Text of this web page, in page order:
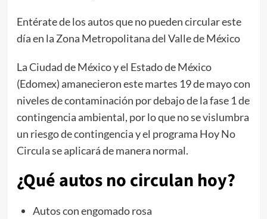
Entérate de los autos que no pueden circular este
día en la Zona Metropolitana del Valle de México
La Ciudad de México y el Estado de México
(Edomex) amanecieron este martes 19 de mayo con
niveles de contaminación por debajo de la fase 1 de
contingencia ambiental, por lo que no se vislumbra
un riesgo de contingencia y el programa Hoy No
Circula se aplicará de manera normal.
¿Qué autos no circulan hoy?
Autos con engomado rosa